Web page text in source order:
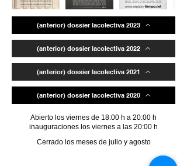
(anterior) dossier lacolectiva 2023
(anterior) dossier lacolectiva 2022
(anterior) dossier lacolectiva 2021
(anterior) dossier lacolectiva 2020
Abierto los viernes de 18:00 h a 20:00 h
inauguraciones los viernes a las 20:00 h
Cerrado los meses de julio y agosto